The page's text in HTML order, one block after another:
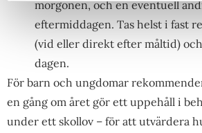
morgonen, och en eventuell
eftermiddagen. Tas helst i fast
(vid eller direkt efter måltid)
dagen.
För barn och ungdomar
en gång om året gör ett uppehåll i
under ett skollov – för att utvärdera